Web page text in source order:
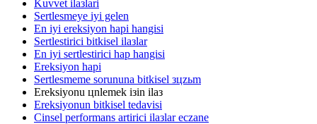
Kuvvet ilaзlari
Sertlesmeye iyi gelen
En iyi ereksiyon hapi hangisi
Sertlestirici bitkisel ilaзlar
En iyi sertlestirici hap hangisi
Ereksiyon hapi
Sertlesmeme sorununa bitkisel зцzьm
Ereksiyonu цnlemek iзin ilaз
Ereksiyonun bitkisel tedavisi
Cinsel performans artirici ilaзlar eczane